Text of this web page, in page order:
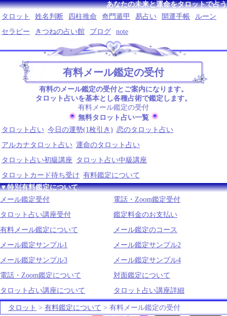
あなたの未来と運命をタロットで占う
タロット
姓名判断 四柱推命 奇門遁甲 易占い 開運手帳
ルーン
セラピー
きつねの占い館 ブログ note
有料メール鑑定の受付
有料のメール鑑定の受付とご案内になります。
タロット占いを基本とし各種占術で鑑定します。
有料メール鑑定の受付
無料タロット占い一覧
タロット占い 今日の運勢(1枚引き) 恋のタロット占い
アルカナタロット占い 運命のタロット占い
タロット占い初級講座
タロット占い中級講座
タロットカード待ち受け 有料鑑定について
▼特別有料鑑定について
メール鑑定受付
電話・Zoom鑑定受付
タロット占い講座受付
鑑定料金のお支払い
有料メール鑑定について
メール鑑定のコース
メール鑑定サンプル1
メール鑑定サンプル2
メール鑑定サンプル3
メール鑑定サンプル4
電話・Zoom鑑定について
対面鑑定について
タロット占い講座について
タロット占い講座詳細
タロット > 有料鑑定について > 有料メール鑑定の受付